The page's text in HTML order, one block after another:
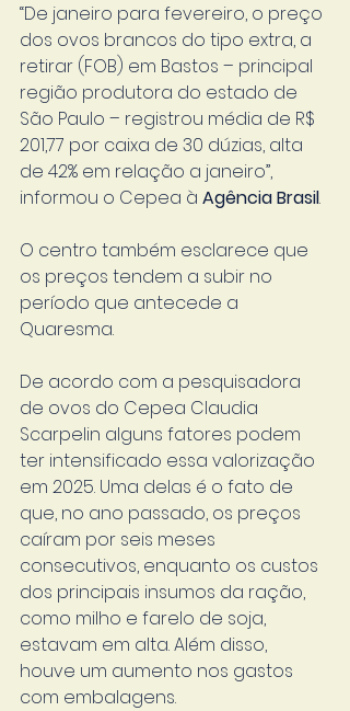
“De janeiro para fevereiro, o preço
dos ovos brancos do tipo extra, a
retirar (FOB) em Bastos – principal
região produtora do estado de
São Paulo – registrou média de R$
201,77 por caixa de 30 dúzias, alta
de 42% em relação a janeiro”,
informou o Cepea à Agência Brasil.
O centro também esclarece que
os preços tendem a subir no
período que antecede a
Quaresma.
De acordo com a pesquisadora
de ovos do Cepea Claudia
Scarpelin alguns fatores podem
ter intensificado essa valorização
em 2025. Uma delas é o fato de
que, no ano passado, os preços
caíram por seis meses
consecutivos, enquanto os custos
dos principais insumos da ração,
como milho e farelo de soja,
estavam em alta. Além disso,
houve um aumento nos gastos
com embalagens.